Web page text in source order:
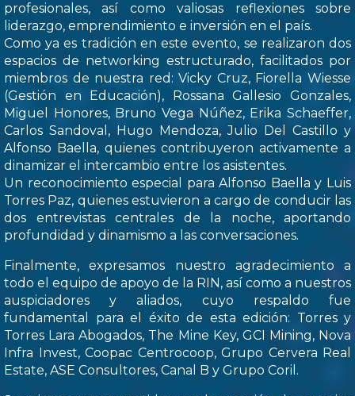
profesionales, así como valiosas reflexiones sobre
liderazgo, emprendimiento e inversión en el país.
Como ya es tradición en este evento, se realizaron dos
espacios de networking estructurado, facilitados por
miembros de nuestra red: Vicky Cruz, Fiorella Wiesse
(Gestión en Educación), Rossana Gallesio Gonzales,
Miguel Honores, Bruno Vega Núñez, Erika Schaeffer,
Carlos Sandoval, Hugo Mendoza, Julio Del Castillo y
Alfonso Baella, quienes contribuyeron activamente a
dinamizar el intercambio entre los asistentes.
Un reconocimiento especial para Alfonso Baella y Luis
Torres Paz, quienes estuvieron a cargo de conducir las
dos entrevistas centrales de la noche, aportando
profundidad y dinamismo a las conversaciones.
Finalmente, expresamos nuestro agradecimiento a
todo el equipo de apoyo de la RIN, así como a nuestros
auspiciadores y aliados, cuyo respaldo fue
fundamental para el éxito de esta edición: Torres y
Torres Lara Abogados, The Mine Key, GCI Mining, Nova
Infra Invest, Coopac Centrocoop, Grupo Cervera Real
Estate, ASE Consultores, Canal B y Grupo Coril.